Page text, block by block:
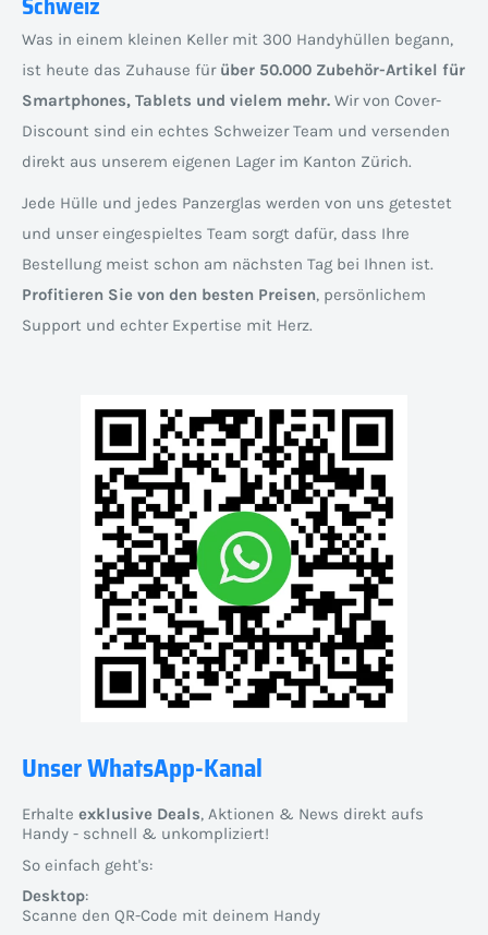
Was in einem kleinen Keller mit 300 Handyhüllen begann,
ist heute das Zuhause für über 50.000 Zubehör-Artikel für
Smartphones, Tablets und vielem mehr. Wir von Cover-
Discount sind ein echtes Schweizer Team und versenden
direkt aus unserem eigenen Lager im Kanton Zürich.
Jede Hülle und jedes Panzerglas werden von uns getestet
und unser eingespieltes Team sorgt dafür, dass Ihre
Bestellung meist schon am nächsten Tag bei Ihnen ist.
Profitieren Sie von den besten Preisen, persönlichem
Support und echter Expertise mit Herz.
Unser WhatsApp-Kanal
Erhalte exklusive Deals, Aktionen & News direkt aufs
Handy - schnell & unkompliziert!
So einfach geht's:
Desktop:
Scanne den QR-Code mit deinem Handy